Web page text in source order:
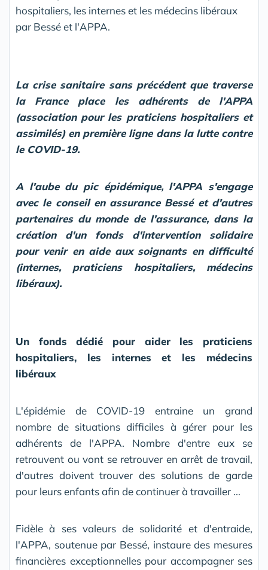
hospitaliers, les internes et les médecins libéraux
par Bessé et l'APPA.
La crise sanitaire sans précédent que traverse
la France place les adhérents de l'APPA
(association pour les praticiens hospitaliers et
assimilés) en première ligne dans la lutte contre
le COVID-19.
A l'aube du pic épidémique, l'APPA s'engage
avec le conseil en assurance Bessé et d'autres
partenaires du monde de l'assurance, dans la
création d'un fonds d'intervention solidaire
pour venir en aide aux soignants en difficulté
(internes, praticiens hospitaliers, médecins
libéraux).
Un fonds dédié pour aider les praticiens
hospitaliers, les internes et les médecins
libéraux
L'épidémie de COVID-19 entraine un grand
nombre de situations difficiles à gérer pour les
adhérents de l'APPA. Nombre d'entre eux se
retrouvent ou vont se retrouver en arrêt de travail,
d'autres doivent trouver des solutions de garde
pour leurs enfants afin de continuer à travailler ...
Fidèle à ses valeurs de solidarité et d'entraide,
l'APPA, soutenue par Bessé, instaure des mesures
financières exceptionnelles pour accompagner ses